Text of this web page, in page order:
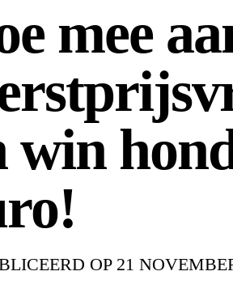
mee
win
OP 21